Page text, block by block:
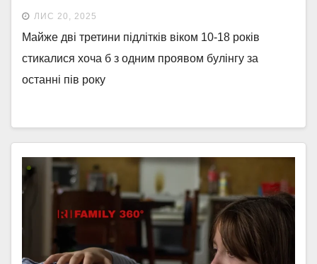
ЛИС 20, 2025
Майже дві третини підлітків віком 10-18 років
стикалися хоча б з одним проявом булінгу за
останні пів року